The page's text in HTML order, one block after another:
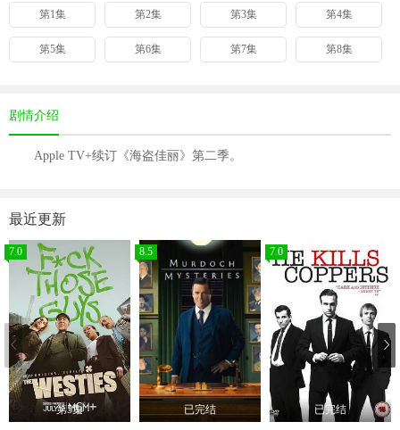
第1集 第2集 第3集 第4集
第5集 第6集 第7集 第8集
剧情介绍
Apple TV+续订《海盗佳丽》第二季。
最近更新
7.0
第5集
8.5
已完结
7.0
已完结